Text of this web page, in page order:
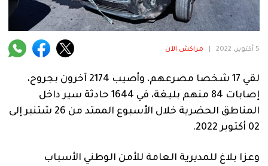
المرأة
فنية
منوعة
آراء
5 أكتوبر، 2022 مراكش الآن
لقي 17 شخصا مصرعهم، وأصيب 2174 آخرون بجروح،
إصابات 84 منهم بليغة، في 1644 حادثة سير داخل
المناطق الحضرية خلال الأسبوع الممتد من 26 شتنبر إلى
02 أكتوبر 2022.
وعزا بلاغ للمديرية العامة للأمن الوطني الأسباب